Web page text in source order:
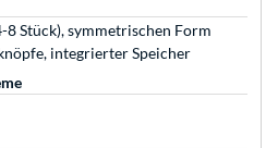
8 Stück), symmetrischen Form
integrierter Speicher